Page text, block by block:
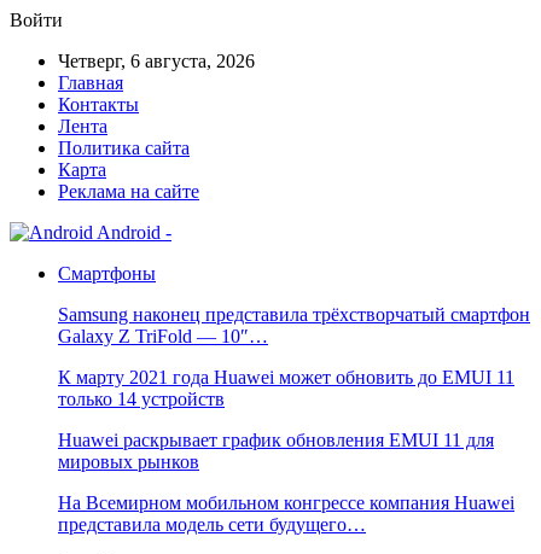
Войти
Четверг, 6 августа, 2026
Главная
Контакты
Лента
Политика сайта
Карта
Реклама на сайте
Android -
Смартфоны
Samsung наконец представила трёхстворчатый смартфон
Galaxy Z TriFold — 10″…
К марту 2021 года Huawei может обновить до EMUI 11
только 14 устройств
Huawei раскрывает график обновления EMUI 11 для
мировых рынков
На Всемирном мобильном конгрессе компания Huawei
представила модель сети будущего…